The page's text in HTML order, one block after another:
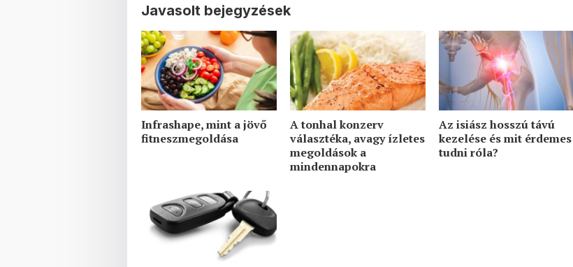
Javasolt bejegyzések
Infrashape, mint a jövő
fitneszmegoldása
A tonhal konzerv
választéka, avagy ízletes
megoldások a
mindennapokra
Az isiász hosszú távú
kezelése és mit érdemes
tudni róla?